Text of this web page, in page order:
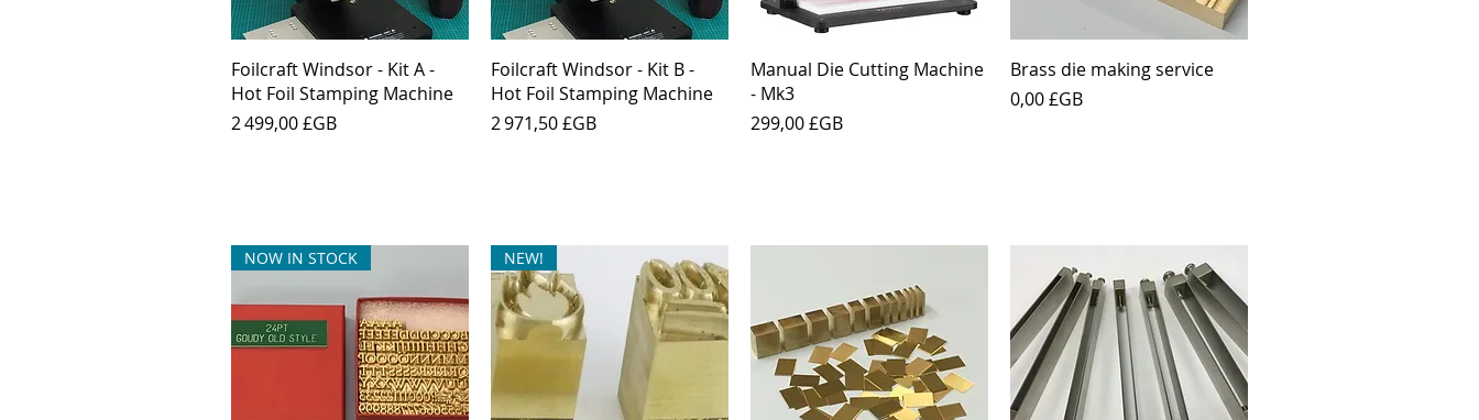
Aperçu rapide
Foilcraft Windsor - Kit A -
Hot Foil Stamping Machine
Prix
2 499,00 £GB
Aperçu rapide
Foilcraft Windsor - Kit B -
Hot Foil Stamping Machine
Prix
2 971,50 £GB
Aperçu rapide
Manual Die Cutting Machine
- Mk3
Prix
299,00 £GB
Aperçu rapide
Brass die making service
Prix
0,00 £GB
NOW IN STOCK NEW!